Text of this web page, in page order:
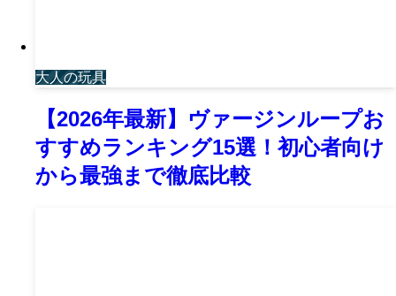
大人の玩具
【2026年最新】ヴァージンループお
すすめランキング15選！初心者向け
から最強まで徹底比較